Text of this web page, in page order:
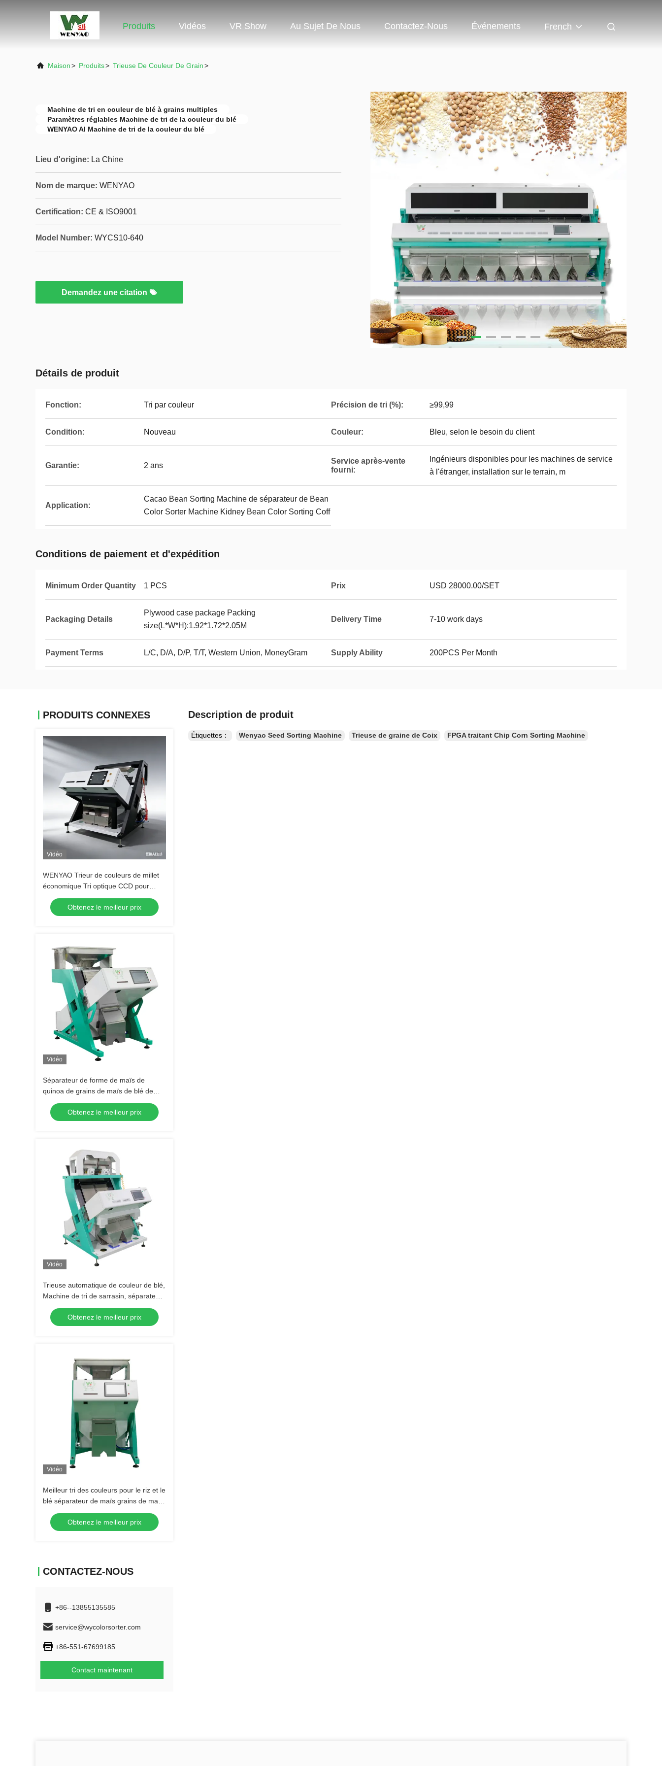
Maison Produits Vidéos VR Show Au Sujet De Nous Contactez-Nous Événements French
Maison> Produits> Trieuse De Couleur De Grain>
Machine de tri en couleur de blé à grains multiples
Paramètres réglables Machine de tri de la couleur du blé
WENYAO AI Machine de tri de la couleur du blé
Lieu d'origine: La Chine
Nom de marque: WENYAO
Certification: CE & ISO9001
Model Number: WYCS10-640
Demandez une citation
Détails de produit
Fonction: Tri par couleur Précision de tri (%): ≥99,99
Condition: Nouveau Couleur: Bleu, selon le besoin du client
Garantie: 2 ans
Service après-vente
fourni:
Ingénieurs disponibles pour les machines de service
à l'étranger, installation sur le terrain, m
Application:
Cacao Bean Sorting Machine de séparateur de Bean
Color Sorter Machine Kidney Bean Color Sorting Coff
Conditions de paiement et d'expédition
Minimum Order Quantity 1 PCS Prix USD 28000.00/SET
Packaging Details
Plywood case package Packing
size(L*W*H):1.92*1.72*2.05M
Delivery Time 7-10 work days
Payment Terms L/C, D/A, D/P, T/T, Western Union, MoneyGram Supply Ability 200PCS Per Month
PRODUITS CONNEXES
Vidéo
WENYAO Trieur de couleurs de millet
économique Tri optique CCD pour
l'élimination des grains moisis
Obtenez le meilleur prix
Vidéo
Séparateur de forme de maïs de
quinoa de grains de maïs de blé de
millet de machine de séparateur de
grain de trieuse de couleur de riz de
haute précision
Obtenez le meilleur prix
Vidéo
Trieuse automatique de couleur de blé,
Machine de tri de sarrasin, séparateur
multifonctionnel pour l'avoine, le
quinoa, le sésame
Obtenez le meilleur prix
Vidéo
Meilleur tri des couleurs pour le riz et le
blé séparateur de maïs grains de maïs
séparateur de forme de grain
Obtenez le meilleur prix
CONTACTEZ-NOUS
+86--13855135585
service@wycolorsorter.com
+86-551-67699185
Contact maintenant
Description de produit
Étiquettes： Wenyao Seed Sorting Machine Trieuse de graine de Coix FPGA traitant Chip Corn Sorting Machine